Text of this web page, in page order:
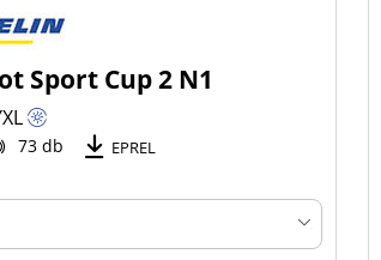
Sport Cup 2 N1
XL
73 db EPREL